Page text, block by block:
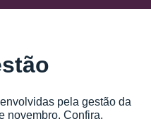
pela gestão da
novembro. Confira.